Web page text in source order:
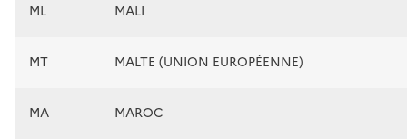
ML MALI
MT MALTE (UNION EUROPÉENNE)
MA MAROC